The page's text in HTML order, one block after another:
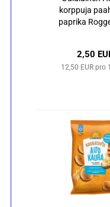
korp­pu­ja
pa­pri­ka
2,50
12,50 EUR pro